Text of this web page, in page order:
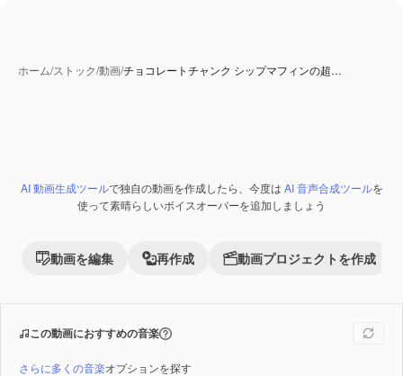
ホーム/ストック/動画/チョコレートチャンク シップマフィンの超…
Premium
AI 動画生成ツールで独自の動画を作成したら、今度は AI 音声合成ツールを
使って素晴らしいボイスオーバーを追加しましょう
動画を編集 再作成 動画プロジェクトを作成
この動画におすすめの音楽
さらに多くの音楽オプションを探す